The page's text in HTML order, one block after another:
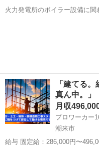
火力発電所のボイラー設備に
「建てる
真ん中。」
月収
プロワーカー
潮来市
給与 固定給：286,000円〜496,000円 ※経験・能力を考慮の上決定 ※